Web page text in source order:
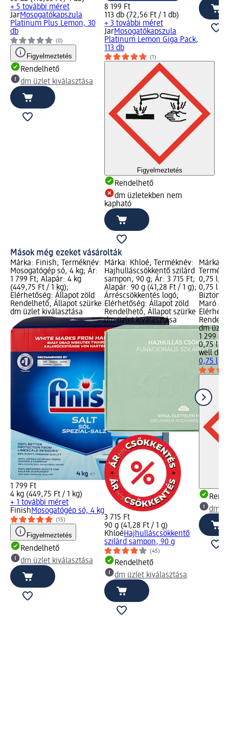
+ 5 további méret
JarMosogatókapszula
Platinum Plus Lemon, 30
db
(0)
Figyelmeztetés
Rendelhető
dm üzlet kiválasztása
8 199 Ft
113 db (72,56 Ft / 1 db)
+ 3 további méret
JarMosogatókapszula
Platinum Lemon Giga Pack,
113 db
(1)
Figyelmeztetés
Rendelhető
dm üzletekben nem
kapható
Mások még ezeket vásárolták
Márka: Finish; Terméknév:
Mosogatógép só, 4 kg; Ár:
1 799 Ft; Alapár: 4 kg
(449,75 Ft / 1 kg);
Elérhetőség: Állapot zöld
Rendelhető, Állapot szürke
dm üzlet kiválasztása
1 799 Ft
4 kg (449,75 Ft / 1 kg)
+ 1 további méret
FinishMosogatógép só, 4 kg
(15)
Figyelmeztetés
Rendelhető
dm üzlet kiválasztása
Márka: Khloé; Terméknév:
Hajhulláscsökkentő szilárd
sampon, 90 g; Ár: 3 715 Ft;
Alapár: 90 g (41,28 Ft / 1 g);
Árréscsökkentés logó;
Elérhetőség: Állapot zöld
Rendelhető, Állapot szürke
dm üzlet kiválasztása
3 715 Ft
90 g (41,28 Ft / 1 g)
KhloéHajhulláscsökkentő
szilárd sampon, 90 g
(45)
Rendelhető
dm üzlet kiválasztása
Márka:
0,75 l;
0,75 l (1
Maró
dm
1 299 Ft
0,75 l (1
well
0,75 l
dm